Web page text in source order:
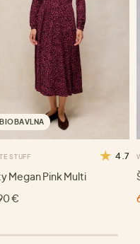
BIOBAVLNA
STUFF 4.7
Megan Pink Multi
€